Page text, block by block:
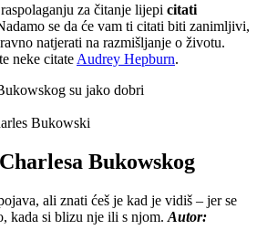
za čitanje lijepi citati
se da će vam ti citati biti zanimljivi,
natjerati na razmišljanje o životu.
neke citate Audrey Hepburn.
Bukowski
Bukowskog
ali znati ćeš je kad je vidiš – jer se
kada si blizu nje ili s njom. Autor: